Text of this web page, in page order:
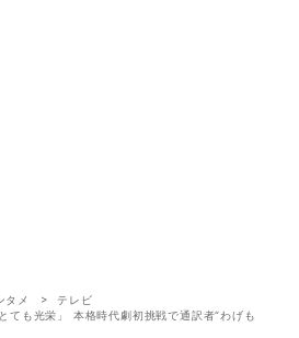
タメ
テレビ
ても光栄」 本格時代劇初挑戦で通訳者“わげも